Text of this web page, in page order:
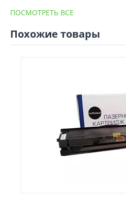
ПОСМОТРЕТЬ ВСЕ
Похожие товары